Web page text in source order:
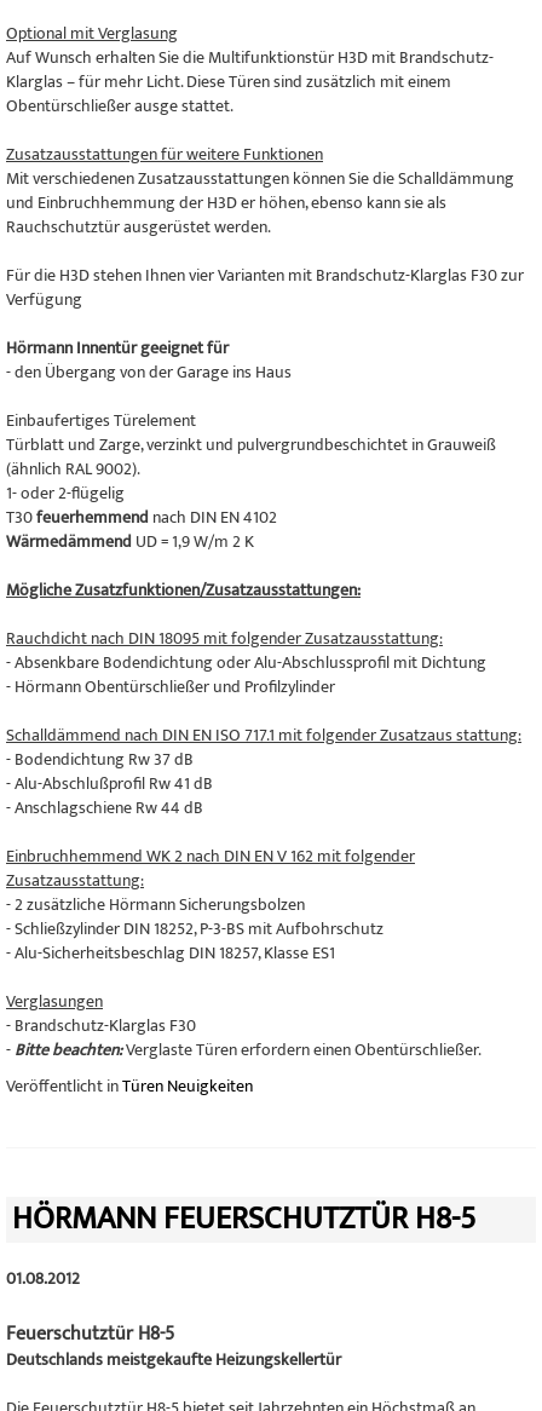
Optional mit Verglasung
Auf Wunsch erhalten Sie die Multifunktionstür H3D mit Brandschutz-
Klarglas – für mehr Licht. Diese Türen sind zusätzlich mit einem
Obentürschließer ausge stattet.
Zusatzausstattungen für weitere Funktionen
Mit verschiedenen Zusatzausstattungen können Sie die Schalldämmung
und Einbruchhemmung der H3D er höhen, ebenso kann sie als
Rauchschutztür ausgerüstet werden.
Für die H3D stehen Ihnen vier Varianten mit Brandschutz-Klarglas F30 zur
Verfügung
Hörmann Innentür geeignet für
- den Übergang von der Garage ins Haus
Einbaufertiges Türelement
Türblatt und Zarge, verzinkt und pulvergrundbeschichtet in Grauweiß
(ähnlich RAL 9002).
1- oder 2-flügelig
T30feuerhemmend nach DIN EN 4102
Wärmedämmend UD = 1,9 W/m 2 K
Mögliche Zusatzfunktionen/Zusatzausstattungen:
Rauchdicht nach DIN 18095 mit folgender Zusatzausstattung:
- Absenkbare Bodendichtung oder Alu-Abschlussprofil mit Dichtung
- Hörmann Obentürschließer und Profilzylinder
Schalldämmend nach DIN EN ISO 717.1 mit folgender Zusatzaus stattung:
- Bodendichtung Rw 37 dB
- Alu-Abschlußprofil Rw 41 dB
- Anschlagschiene Rw 44 dB
Einbruchhemmend WK 2 nach DIN EN V 162 mit folgender
Zusatzausstattung:
- 2 zusätzliche Hörmann Sicherungsbolzen
- Schließzylinder DIN 18252, P-3-BS mit Aufbohrschutz
- Alu-Sicherheitsbeschlag DIN 18257, Klasse ES1
Verglasungen
- Brandschutz-Klarglas F30
-Bitte beachten:Verglaste Türen erfordern einen Obentürschließer.
Veröffentlicht inTüren Neuigkeiten
HÖRMANN FEUERSCHUTZTÜR H8-5
01.08.2012
Feuerschutztür H8-5
Deutschlands meistgekaufte Heizungskellertür